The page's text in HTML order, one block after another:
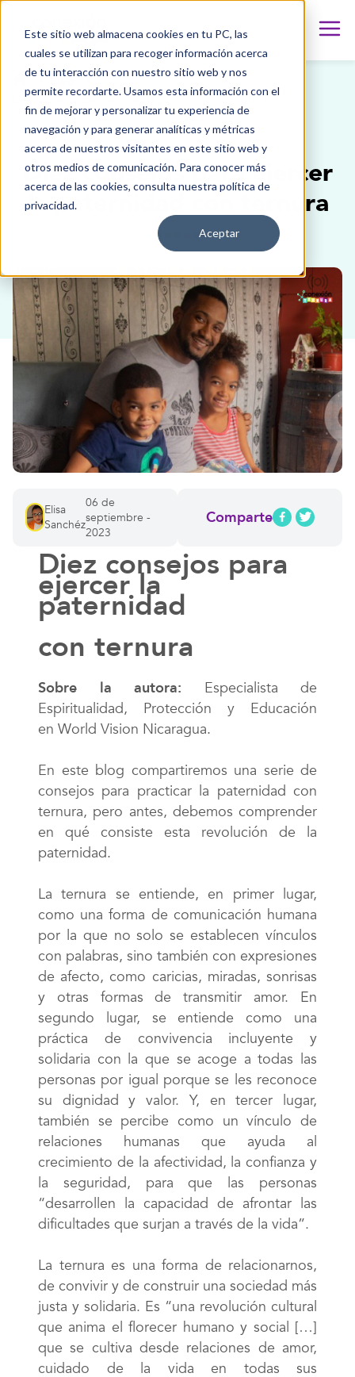
Este sitio web almacena cookies en tu PC, las
cuales se utilizan para recoger información acerca
de tu interacción con nuestro sitio web y nos
permite recordarte. Usamos esta información con el
fin de mejorar y personalizar tu experiencia de
navegación y para generar analíticas y métricas
acerca de nuestros visitantes en este sitio web y
otros medios de comunicación. Para conocer más
acerca de las cookies, consulta nuestra política de
privacidad.
Aceptar
Blog
Diez consejos para ejercer la paternidad con ternura
Diez consejos para ejercer
la paternidad con ternura
Elisa
Sanchéz
06 de
septiembre -
2023
Comparte
Diez consejos para
ejercer la
paternidad
con ternura
Sobre la autora:
Especialista de
Espiritualidad, Protección y Educación
en World Vision Nicaragua.
En este blog compartiremos una serie de
consejos para practicar la paternidad con
ternura, pero antes, debemos comprender
en qué consiste esta revolución de la
paternidad.
La ternura se entiende, en primer lugar,
como una forma de comunicación humana
por la que no solo se establecen vínculos
con palabras, sino también con expresiones
de afecto, como caricias, miradas, sonrisas
y otras formas de transmitir amor. En
segundo lugar, se entiende como una
práctica de convivencia incluyente y
solidaria con la que se acoge a todas las
personas por igual porque se les reconoce
su dignidad y valor. Y, en tercer lugar,
también se percibe como un vínculo de
relaciones humanas que ayuda al
crecimiento de la afectividad, la confianza y
la seguridad, para que las personas
“desarrollen la capacidad de afrontar las
dificultades que surjan a través de la vida”.
La ternura es una forma de relacionarnos,
de convivir y de construir una sociedad más
justa y solidaria. Es “una revolución cultural
que anima el florecer humano y social […]
que se cultiva desde relaciones de amor,
cuidado de la vida en todas sus